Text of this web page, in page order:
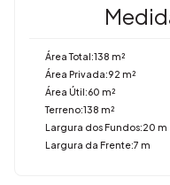
Área Total:138 m²
Área Privada:92 m²
Área Útil:60 m²
Terreno:138 m²
Largura dos Fundos:20 m
Largura da Frente:7 m